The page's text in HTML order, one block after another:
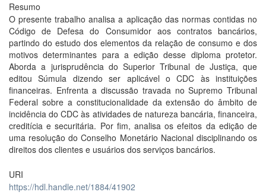
Resumo
O presente trabalho analisa a aplicação das normas contidas no
Código de Defesa do Consumidor aos contratos bancários,
partindo do estudo dos elementos da relação de consumo e dos
motivos determinantes para a edição desse diploma protetor.
Aborda a jurisprudência do Superior Tribunal de Justiça, que
editou Súmula dizendo ser aplicável o CDC às instituições
financeiras. Enfrenta a discussão travada no Supremo Tribunal
Federal sobre a constitucionalidade da extensão do âmbito de
incidência do CDC às atividades de natureza bancária, financeira,
creditícia e securitária. Por fim, analisa os efeitos da edição de
uma resolução do Conselho Monetário Nacional disciplinando os
direitos dos clientes e usuários dos serviços bancários.
URI
https://hdl.handle.net/1884/41902